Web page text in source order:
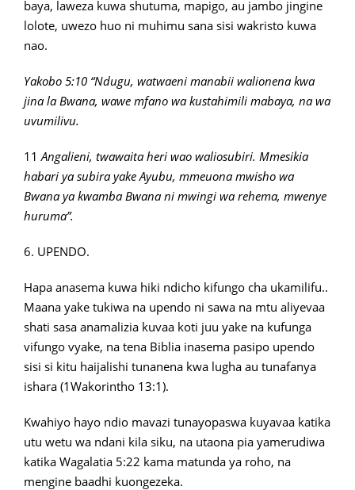
baya, laweza kuwa shutuma, mapigo, au jambo jingine
lolote, uwezo huo ni muhimu sana sisi wakristo kuwa
nao.
Yakobo 5:10 “Ndugu, watwaeni manabii walionena kwa
jina la Bwana, wawe mfano wa kustahimili mabaya, na wa
uvumilivu.
11Angalieni, twawaita heri wao waliosubiri. Mmesikia
habari ya subira yake Ayubu, mmeuona mwisho wa
Bwana ya kwamba Bwana ni mwingi wa rehema, mwenye
huruma”.
6. UPENDO.
Hapa anasema kuwa hiki ndicho kifungo cha ukamilifu..
Maana yake tukiwa na upendo ni sawa na mtu aliyevaa
shati sasa anamalizia kuvaa koti juu yake na kufunga
vifungo vyake, na tena Biblia inasema pasipo upendo
sisi si kitu haijalishi tunanena kwa lugha au tunafanya
ishara (1Wakorintho 13:1).
Kwahiyo hayo ndio mavazi tunayopaswa kuyavaa katika
utu wetu wa ndani kila siku, na utaona pia yamerudiwa
katika Wagalatia 5:22 kama matunda ya roho, na
mengine baadhi kuongezeka.